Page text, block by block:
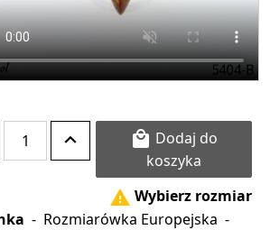

koszyka
 Wybierz rozmiar
- Rozmiarówka Europejska -